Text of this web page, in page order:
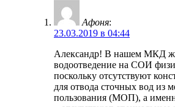
Афоня:
23.03.2019 в 04:44
Александр! В нашем МКД
водоотведение на СОИ
поскольку отсутствуют
для отвода сточных вод из
пользования (МОП), а